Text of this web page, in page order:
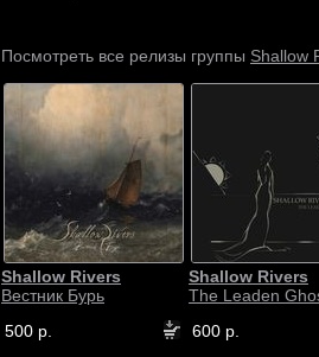
Посмотреть все релизы группы Shallow
Shallow Rivers
Вестник Бурь
500 р.
Shallow Rivers
The Leaden
600 р.